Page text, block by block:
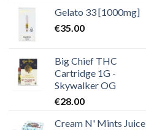
Gelato 33 [1000mg]
€35.00
Big Chief THC
Cartridge 1G -
Skywalker OG
€28.00
Cream N' Mints Juice